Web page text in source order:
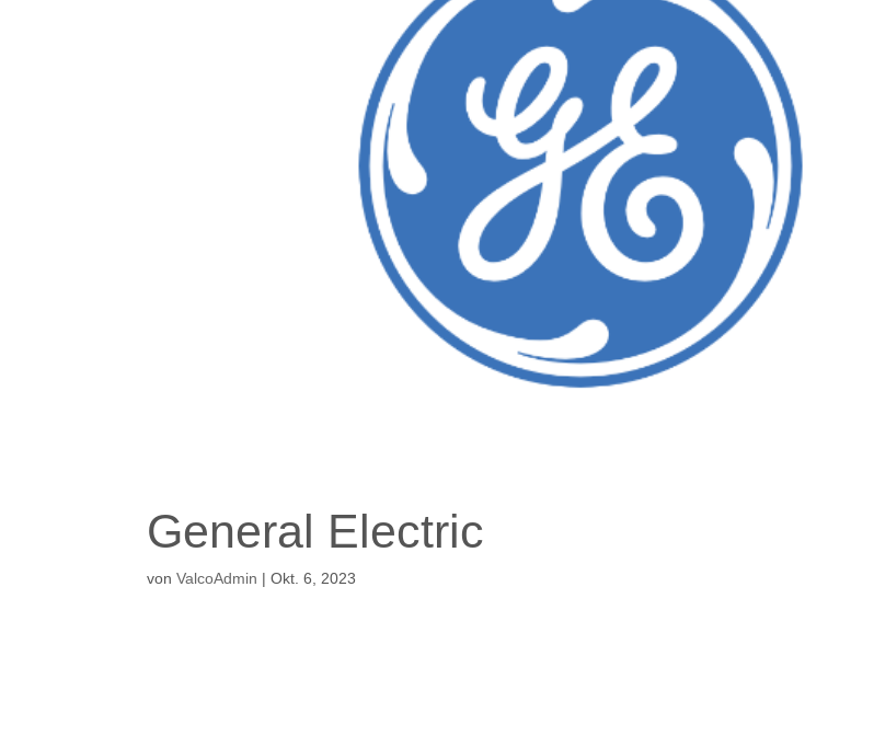
General Electric
vonValcoAdmin |Okt. 6, 2023